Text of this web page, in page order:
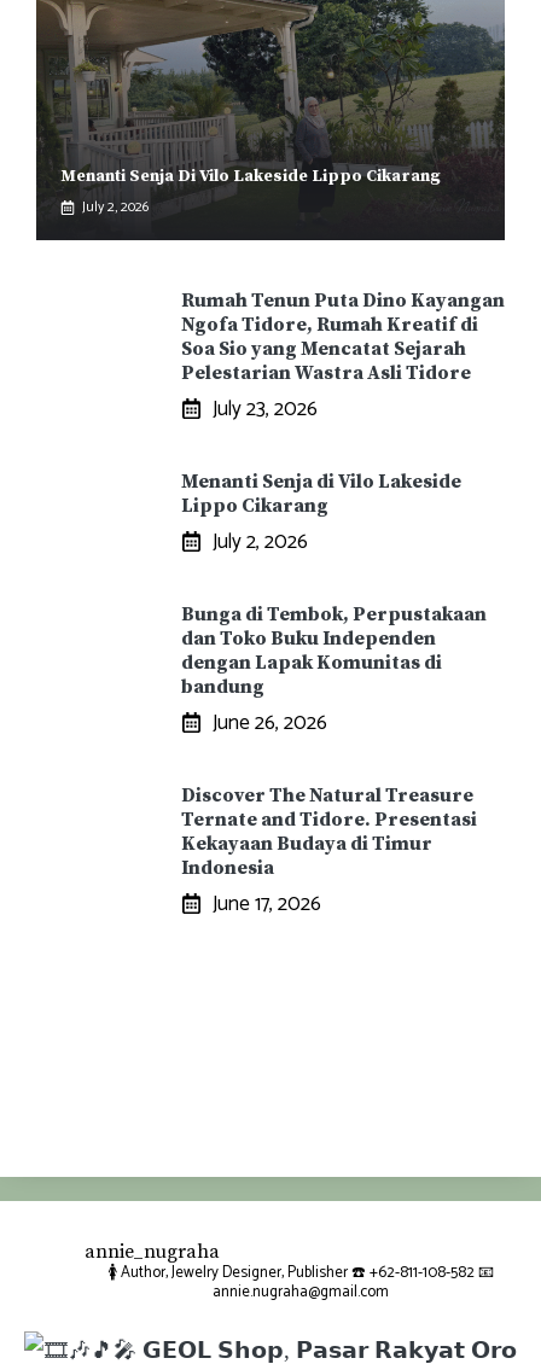
Menanti Senja Di Vilo Lakeside Lippo Cikarang
July 2, 2026
Rumah Tenun Puta Dino Kayangan
Ngofa Tidore, Rumah Kreatif di
Soa Sio yang Mencatat Sejarah
Pelestarian Wastra Asli Tidore
July 23, 2026
Menanti Senja di Vilo Lakeside
Lippo Cikarang
July 2, 2026
Bunga di Tembok, Perpustakaan
dan Toko Buku Independen
dengan Lapak Komunitas di
bandung
June 26, 2026
Discover The Natural Treasure
Ternate and Tidore. Presentasi
Kekayaan Budaya di Timur
Indonesia
June 17, 2026
annie_nugraha
🚺 Author, Jewelry Designer, Publisher☎️ +62-811-108-582📧
annie.nugraha@gmail.com